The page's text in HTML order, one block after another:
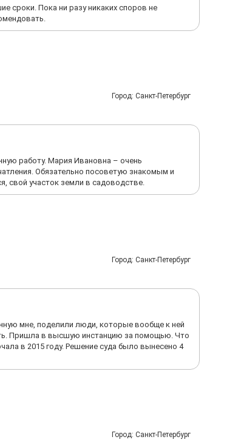
сроки. Пока ни разу никаких споров не
Город: Санкт-Петербург
работу. Мария Ивановна – очень
Обязательно посоветую знакомым и
свой участок земли в садоводстве.
Город: Санкт-Петербург
мне, поделили люди, которые вообще к ней
Пришла в высшую инстанцию за помощью. Что
в 2015 году. Решение суда было вынесено 4
Город: Санкт-Петербург